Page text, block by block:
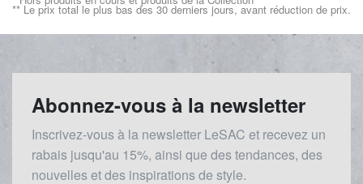
** Le prix total le plus bas des 30 derniers jours, avant réduction de prix.
Abonnez-vous à la newsletter
Inscrivez-vous à la newsletter LeSAC et recevez un
rabais jusqu'au 15%, ainsi que des tendances, des
nouvelles et des inspirations de style.